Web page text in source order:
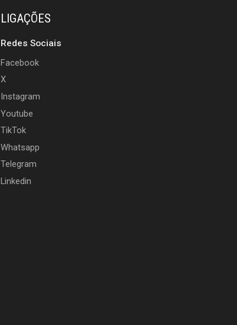
LIGAÇÕES
Redes Sociais
Facebook
X
Instagram
Youtube
TikTok
Whatsapp
Telegram
Linkedin